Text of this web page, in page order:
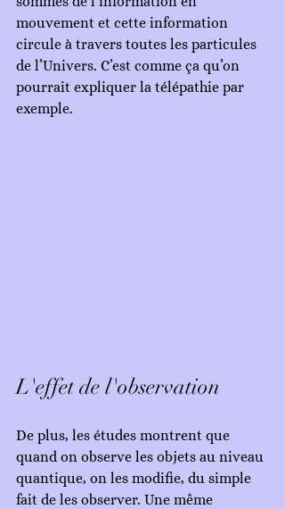
mouvement et cette information
circule à travers toutes les particules
de l’Univers. C’est comme ça qu’on
pourrait expliquer la télépathie par
exemple.
L'effet de l'observation
De plus, les études montrent que
quand on observe les objets au niveau
quantique, on les modifie, du simple
fait de les observer. Une même